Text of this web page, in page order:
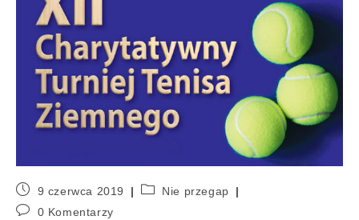
9 czerwca 2019
Nie przegap
0 Komentarzy